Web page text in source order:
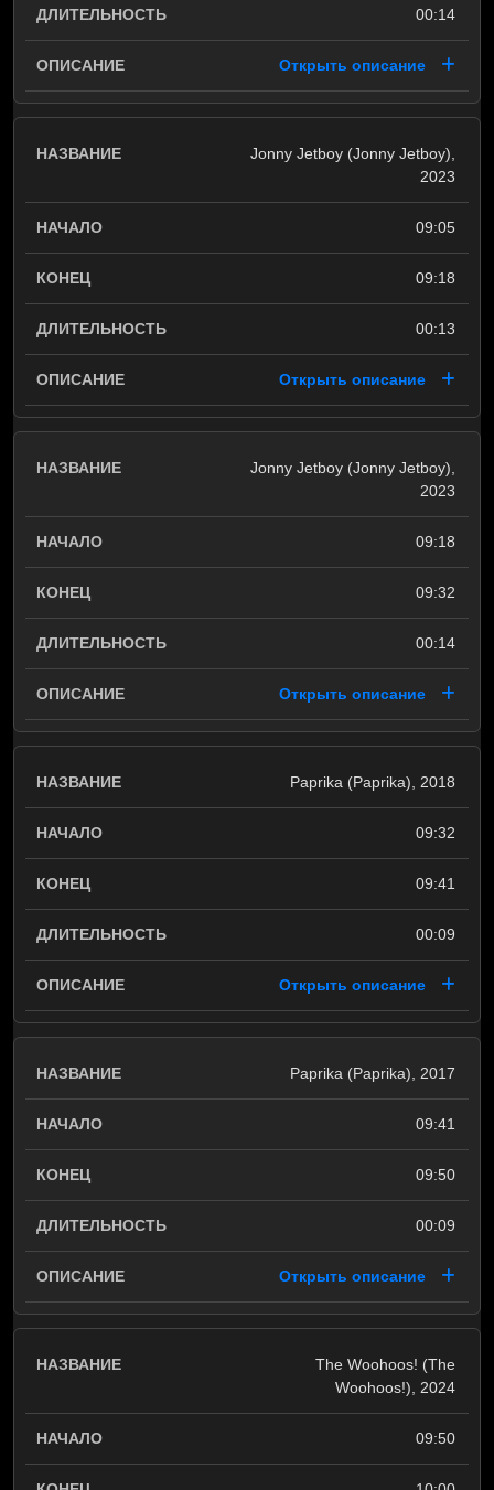
00:14
Открыть описание
Jonny Jetboy (Jonny Jetboy),
2023
09:05
09:18
00:13
Открыть описание
Jonny Jetboy (Jonny Jetboy),
2023
09:18
09:32
00:14
Открыть описание
Paprika (Paprika), 2018
09:32
09:41
00:09
Открыть описание
Paprika (Paprika), 2017
09:41
09:50
00:09
Открыть описание
The Woohoos! (The
Woohoos!), 2024
09:50